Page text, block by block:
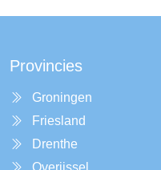
Provincies
Groningen
Friesland
Drenthe
Overijssel